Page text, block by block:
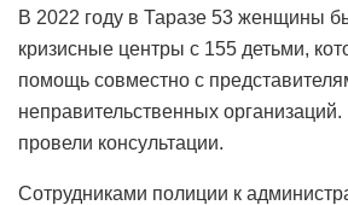
В 2022 году в Таразе 53 женщины
кризисные центры с 155 детьми,
помощь совместно с
неправительственных
провели консультации.
Сотрудниками полиции к